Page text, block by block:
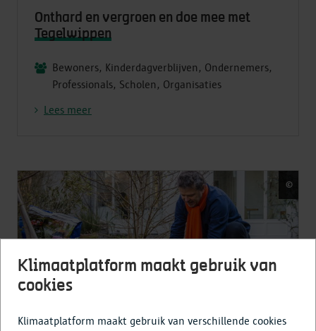
Onthard en vergroen en doe mee met
Tegelwippen
Bewoners, Kinderdagverblijven, Ondernemers,
Professionals, Scholen, Organisaties
Lees meer
©
BreekUIT: zo bestel je je plantjes
Klimaatplatform maakt gebruik van
cookies
Klimaatplatform maakt gebruik van verschillende cookies